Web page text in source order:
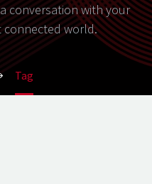
conversation with your
connected world.
Tag